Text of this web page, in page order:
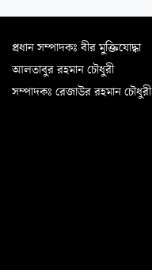
প্রধান সম্পাদকঃ বীর মুক্তিযোদ্ধা
আলতাবুর রহমান চৌধুরী
সম্পাদকঃ রেজাউর রহমান চৌধুরী